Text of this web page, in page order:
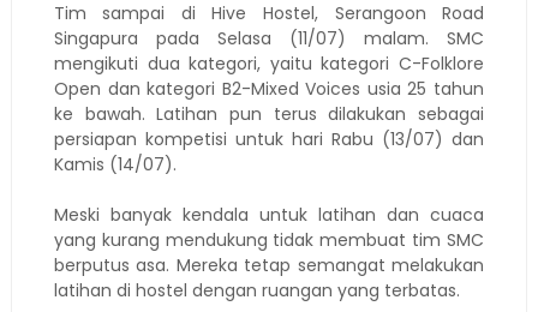
Tim sampai di Hive Hostel, Serangoon Road
Singapura pada Selasa (11/07) malam. SMC
mengikuti dua kategori, yaitu kategori C-Folklore
Open dan kategori B2-Mixed Voices usia 25 tahun
ke bawah. Latihan pun terus dilakukan sebagai
persiapan kompetisi untuk hari Rabu (13/07) dan
Kamis (14/07).
Meski banyak kendala untuk latihan dan cuaca
yang kurang mendukung tidak membuat tim SMC
berputus asa. Mereka tetap semangat melakukan
latihan di hostel dengan ruangan yang terbatas.